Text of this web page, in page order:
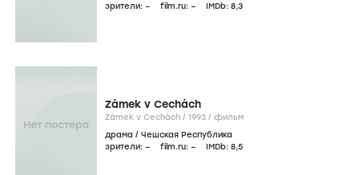
зрители: – film.ru: – IMDb: 8,3
Zámek v Cechách
Zámek v Cechách / 1993 / фильм
драма / Чешская Республика
зрители: – film.ru: – IMDb: 8,5